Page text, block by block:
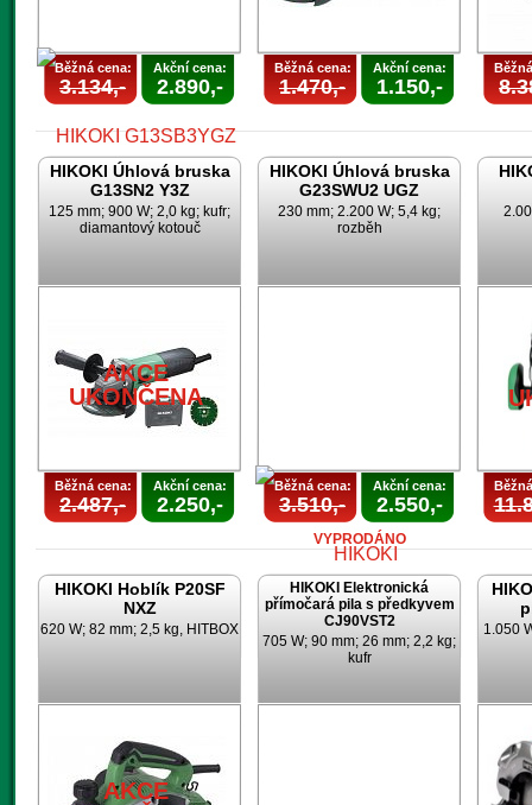
Běžná cena:
3.134,-
Akční cena:
2.890,-
Běžná cena:
1.470,-
Akční cena:
1.150,-
HIKOKI Úhlová bruska
G13SN2 Y3Z
125 mm; 900 W; 2,0 kg; kufr;
diamantový kotouč
AKCE
UKONČENA
Běžná cena:
2.487,-
Akční cena:
2.250,-
HIKOKI Úhlová bruska
G23SWU2 UGZ
230 mm; 2.200 W; 5,4 kg;
rozběh
Běžná cena:
3.510,-
Akční cena:
2.550,-
VYPRODÁNO
HIKOKI Hoblík P20SF
NXZ
620 W; 82 mm; 2,5 kg, HITBOX
AKCE
HIKOKI Elektronická
přímočará pila s předkyvem
CJ90VST2
705 W; 90 mm; 26 mm; 2,2 kg;
kufr
1.050